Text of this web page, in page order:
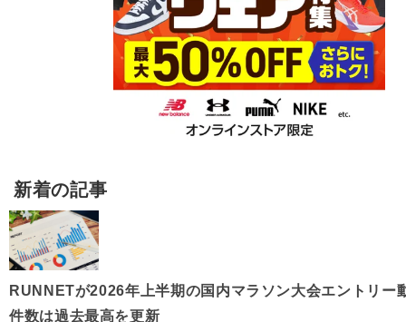
新着の記事
RUNNETが2026年上半期の国内マラソン大会エントリー
件数は過去最高を更新